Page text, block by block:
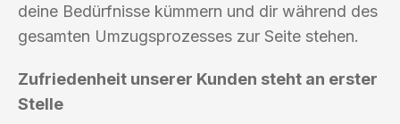
deine Bedürfnisse kümmern und dir während des
gesamten Umzugsprozesses zur Seite stehen.
Zufriedenheit unserer Kunden steht an erster
Stelle